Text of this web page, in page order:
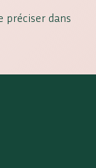
préciser dans